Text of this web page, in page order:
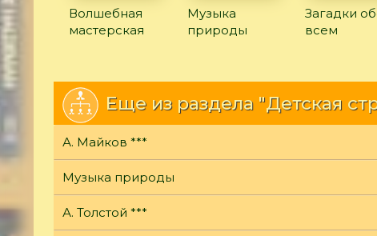
Волшебная
мастерская
Музыка
природы
Загадки
всем
Еще из раздела "Детская
А. Майков ***
Музыка природы
А. Толстой ***